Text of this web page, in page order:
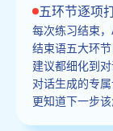
五环节逐项
每次练习结束
结束语五大环
建议都细化到
对话生成的专
更知道下一步